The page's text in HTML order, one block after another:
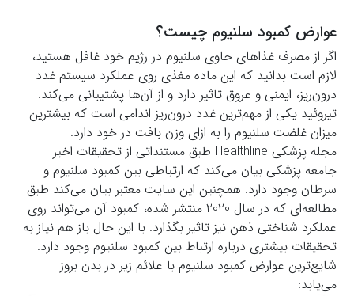
عوارض کمبود سلنیوم چیست؟
اگر از مصرف غذاهای حاوی سلنیوم در رژیم خود غافل هستید،
لازم است بدانید که این ماده مغذی روی عملکرد سیستم غدد
درون‌ریز، ایمنی و عروق تاثیر دارد و از آن‌ها پشتیبانی می‌کند.
تیروئید یکی از مهم‌ترین غدد درون‌ریز اندامی است که بیشترین
میزان غلضت سلنیوم را به ازای وزن بافت در خود دارد.
مجله پزشکی Healthline طبق مستنداتی از تحقیقات اخیر
جامعه پزشکی بیان می‌کند که ارتباطی بین کمبود سلنیوم و
سرطان وجود دارد. همچنین این سایت معتبر بیان می‌کند طبق
مطالعه‌ای که در سال 2020 منتشر شده، کمبود آن می‌تواند روی
عملکرد شناختی ذهن نیز تاثیر بگذارد. با این حال باز هم نیاز به
تحقیقات بیشتری درباره ارتباط بین کمبود سلنیوم وجود دارد.
شایع‌ترین عوارض کمبود سلنیوم با علائم زیر در بدن بروز
می‌یابد: